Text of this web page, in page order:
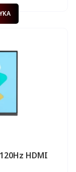
HDMI